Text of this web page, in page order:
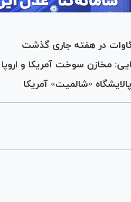
مخازن سوخت آمریکا و
«شالميت» آمریکا